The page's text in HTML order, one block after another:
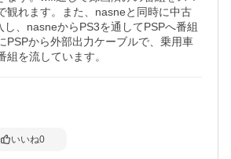
観れます。また、nasneと同時に中古
し、nasneからPS3を通してPSPへ番組
PSPから外部出力ケーブルで、乗用車
を流しています。
いいね0